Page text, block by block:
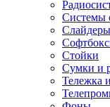
Системы
Слайдеры
Стойки
Сумки и
Тележка